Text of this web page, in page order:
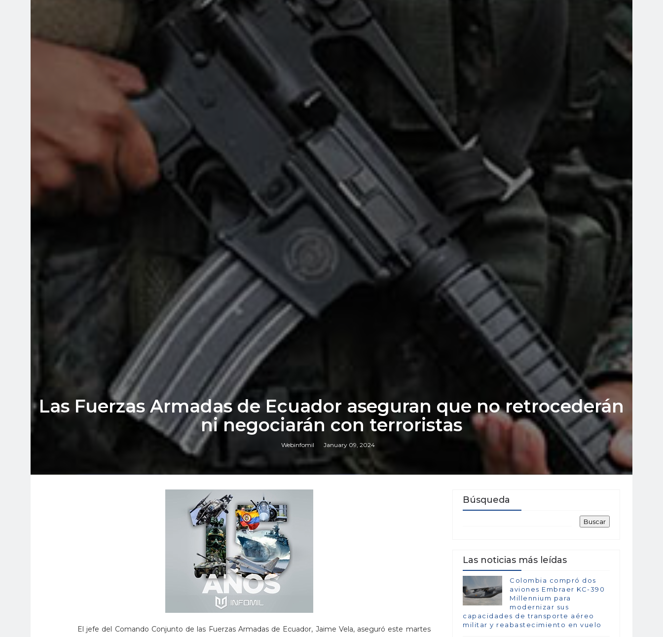
Las Fuerzas Armadas de Ecuador aseguran que no retrocederán
ni negociarán con terroristas
Webinfomil January 09, 2024
El jefe del Comando Conjunto de las Fuerzas Armadas de Ecuador, Jaime Vela, aseguró este martes
Búsqueda
Las noticias más leídas
Colombia compró dos
aviones Embraer KC-390
Millennium para
modernizar sus
capacidades de transporte aéreo
militar y reabastecimiento en vuelo